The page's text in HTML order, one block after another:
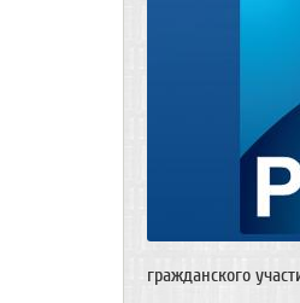
гражданского